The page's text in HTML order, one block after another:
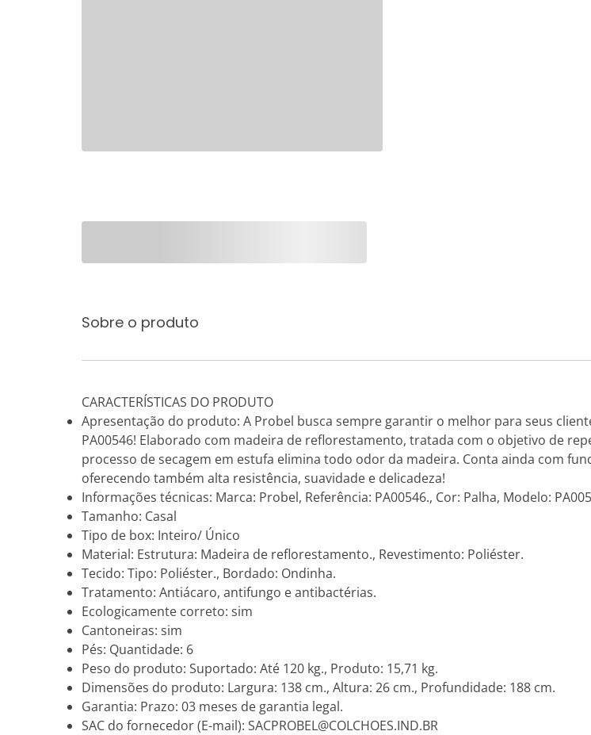
Sobre o produto
CARACTERÍSTICAS DO PRODUTO
Apresentação do produto: A Probel busca sempre garantir o melhor para seus
PA00546! Elaborado com madeira de reflorestamento, tratada com o objetivo de
processo de secagem em estufa elimina todo odor da madeira. Conta ainda com
oferecendo também alta resistência, suavidade e delicadeza!
Informações técnicas: Marca: Probel, Referência: PA00546., Cor: Palha, Modelo:
Tamanho: Casal
Tipo de box: Inteiro/ Único
Material: Estrutura: Madeira de reflorestamento., Revestimento: Poliéster.
Tecido: Tipo: Poliéster., Bordado: Ondinha.
Tratamento: Antiácaro, antifungo e antibactérias.
Ecologicamente correto: sim
Cantoneiras: sim
Pés: Quantidade: 6
Peso do produto: Suportado: Até 120 kg., Produto: 15,71 kg.
Dimensões do produto: Largura: 138 cm., Altura: 26 cm., Profundidade: 188 cm.
Garantia: Prazo: 03 meses de garantia legal.
SAC do fornecedor (E-mail): SACPROBEL@COLCHOES.IND.BR